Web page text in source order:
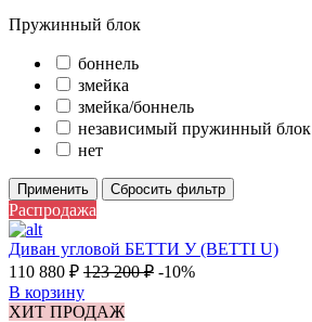
Пружинный блок
боннель
змейка
змейка/боннель
независимый пружинный блок
нет
Применить Сбросить фильтр
Распродажа
Диван угловой БЕТТИ У (BETTI U)
110 880 ₽ 123 200₽ -10%
В корзину
ХИТ ПРОДАЖ